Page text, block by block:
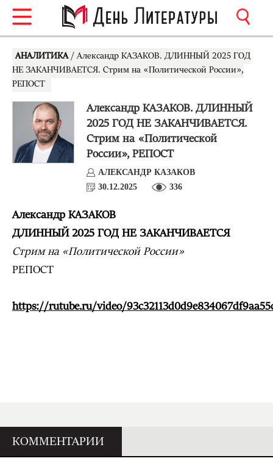
АНАЛИТИКА / Александр КАЗАКОВ. ДЛИННЫЙ 2025 ГОД
НЕ ЗАКАНЧИВАЕТСЯ. Стрим на «Политической России»,
РЕПОСТ
Александр КАЗАКОВ. ДЛИННЫЙ
2025 ГОД НЕ ЗАКАНЧИВАЕТСЯ.
Стрим на «Политической
России», РЕПОСТ
АЛЕКСАНДР КАЗАКОВ
30.12.2025
336
Александр КАЗАКОВ
ДЛИННЫЙ 2025 ГОД НЕ ЗАКАНЧИВАЕТСЯ
Стрим на «Политической России»
РЕПОСТ
https://rutube.ru/video/
КОММЕНТАРИИ